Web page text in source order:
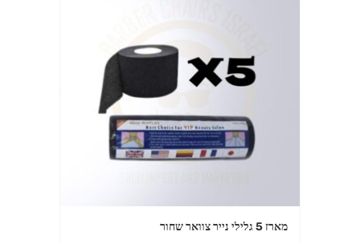
מארז 5 גלילי נייר צוואר שחור